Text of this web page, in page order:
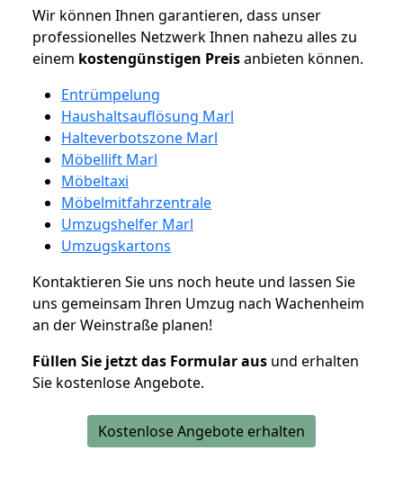
Wir können Ihnen garantieren, dass unser
professionelles Netzwerk Ihnen nahezu alles zu
einem kostengünstigen Preisanbieten können.
Entrümpelung
Haushaltsauflösung Marl
Halteverbotszone Marl
Möbellift Marl
Möbeltaxi
Möbelmitfahrzentrale
Umzugshelfer Marl
Umzugskartons
Kontaktieren Sie uns noch heute und lassen Sie
uns gemeinsam Ihren Umzug nach Wachenheim
an der Weinstraße planen!
Füllen Sie jetzt das Formular aus und erhalten
Sie kostenlose Angebote.
Kostenlose Angebote erhalten